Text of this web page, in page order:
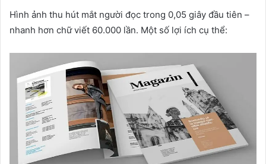
Hình ảnh thu hút mắt người đọc trong 0,05 giây đầu tiên –
nhanh hơn chữ viết 60.000 lần. Một số lợi ích cụ thể: